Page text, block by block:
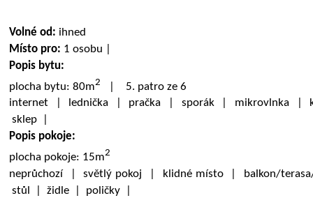
Volné od: ihned
Místo pro: 1 osobu |
Popis bytu:
plocha bytu: 80m2
| 5. patro ze 6
internet | lednička | pračka | sporák | mikrovlnka |
sklep |
Popis pokoje:
plocha pokoje: 15m2
neprůchozí | světlý pokoj | klidné místo | balkon/
stůl | židle | poličky |